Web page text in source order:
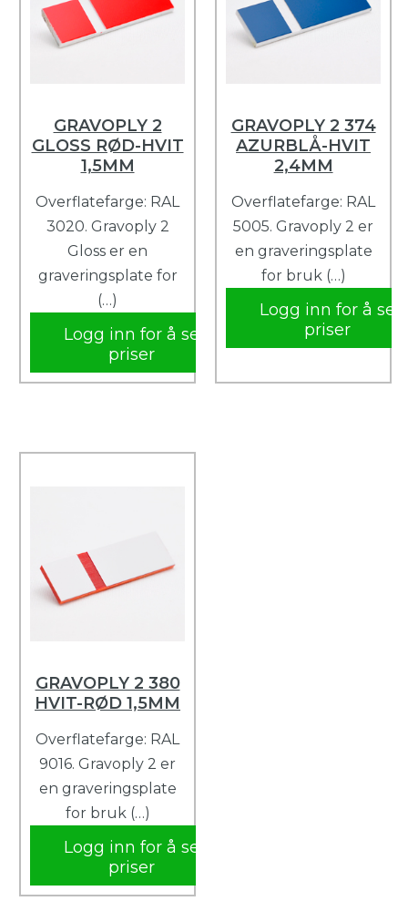
GRAVOPLY 2
GLOSS RØD-HVIT
1,5MM
Overflatefarge: RAL
3020. Gravoply 2
Gloss er en
graveringsplate for
(…)
Logg inn for å se
priser
GRAVOPLY 2 374
AZURBLÅ-HVIT
2,4MM
Overflatefarge: RAL
5005. Gravoply 2 er
en graveringsplate
for bruk (…)
Logg inn for å se
priser
GRAVOPLY 2 380
HVIT-RØD 1,5MM
Overflatefarge: RAL
9016. Gravoply 2 er
en graveringsplate
for bruk (…)
Logg inn for å se
priser